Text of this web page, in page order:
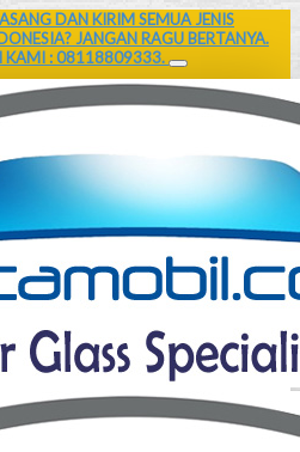
DAN KIRIM SEMUA JENIS
JANGAN RAGU BERTANYA.
KAMI : 08118809333.